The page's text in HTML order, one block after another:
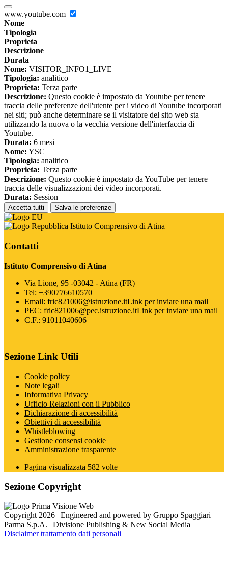
www.youtube.com
Nome
Tipologia
Proprieta
Descrizione
Durata
Nome: VISITOR_INFO1_LIVE
Tipologia: analitico
Proprieta: Terza parte
Descrizione: Questo cookie è impostato da Youtube per tenere
traccia delle preferenze dell'utente per i video di Youtube incorporati
nei siti; può anche determinare se il visitatore del sito web sta
utilizzando la nuova o la vecchia versione dell'interfaccia di
Youtube.
Durata: 6 mesi
Nome: YSC
Tipologia: analitico
Proprieta: Terza parte
Descrizione: Questo cookie è impostato da YouTube per tenere
traccia delle visualizzazioni dei video incorporati.
Durata: Session
Accetta tutti Salva le preferenze
Istituto Comprensivo di Atina
Contatti
Istituto Comprensivo di Atina
Via Lione, 95 -03042 - Atina (FR)
Tel: +390776610570
Email: fric821006@istruzione.itLink per inviare una mail
PEC: fric821006@pec.istruzione.itLink per inviare una mail
C.F.: 91011040606
Sezione Link Utili
Cookie policy
Note legali
Informativa Privacy
Ufficio Relazioni con il Pubblico
Dichiarazione di accessibilità
Obiettivi di accessibilità
Whistleblowing
Gestione consensi cookie
Amministrazione trasparente
Pagina visualizzata 582 volte
Sezione Copyright
Copyright 2026 | Engineered and powered by Gruppo Spaggiari
Parma S.p.A. | Divisione Publishing & New Social Media
Disclaimer trattamento dati personali